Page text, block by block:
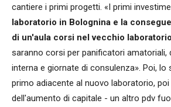
cantiere i primi progetti. «I primi
laboratorio in Bolognina e la
di un'aula corsi nel vecchio
saranno corsi per panificatori amatoriali,
interna e giornate di consulenza». Poi, lo
primo adiacente al nuovo laboratorio,
dell'aumento di capitale - un altro pdv